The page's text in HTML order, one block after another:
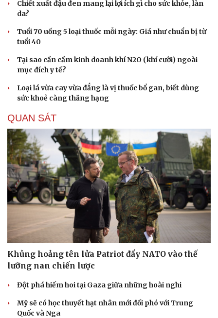
Tư vấn
Săn Tour
Câu chuyện thời sự
Kể chuyện cho bé
Chiết xuất đậu đen mang lại lợi ích gì cho sức khỏe, làn
da?
Tuổi 70 uống 5 loại thuốc mỗi ngày: Giá như chuẩn bị từ
tuổi 40
Tại sao cần cấm kinh doanh khí N2O (khí cười) ngoài
mục đích y tế?
Loại lá vừa cay vừa đắng là vị thuốc bổ gan, biết dùng
sức khoẻ càng thăng hạng
QUAN SÁT
Khủng hoảng tên lửa Patriot đẩy NATO vào thế
lưỡng nan chiến lược
Đột phá hiếm hoi tại Gaza giữa những hoài nghi
Mỹ sẽ có học thuyết hạt nhân mới đối phó với Trung
Quốc và Nga